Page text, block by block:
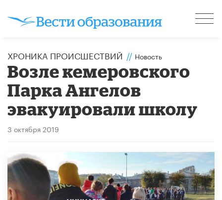
ХРОНИКА ПРОИСШЕСТВИЙ // Новость
Возле кемеровского
Парка Ангелов
эвакуировали школу
3 октября 2019